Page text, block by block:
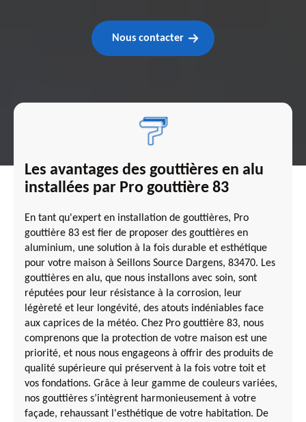
Nous contacter
Les avantages des gouttières en alu
installées par Pro gouttière 83
En tant qu'expert en installation de gouttières, Pro
gouttière 83 est fier de proposer des gouttières en
aluminium, une solution à la fois durable et esthétique
pour votre maison à Seillons Source Dargens, 83470. Les
gouttières en alu, que nous installons avec soin, sont
réputées pour leur résistance à la corrosion, leur
légèreté et leur longévité, des atouts indéniables face
aux caprices de la météo. Chez Pro gouttière 83, nous
comprenons que la protection de votre maison est une
priorité, et nous nous engageons à offrir des produits de
qualité supérieure qui préservent à la fois votre toit et
vos fondations. Grâce à leur gamme de couleurs variées,
nos gouttières s’intègrent harmonieusement à votre
façade, rehaussant l'esthétique de votre habitation. De